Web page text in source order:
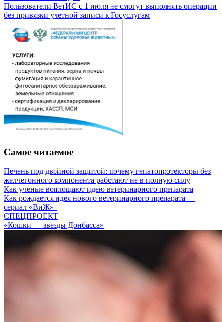
Пользователи ВетИС с 1 июля не смогут выполнять операции
без привязки учетной записи к Госуслугам
Самое читаемое
Печень под двойной защитой: почему гепатопротекторы без
желчегонного компонента работают не в полную силу
Как ученые воплощают идею ветеринарного препарата
Как рождается идея нового ветеринарного препарата —
сериал «ВиЖ»
СПЕЦПРОЕКТ
«Кошки — звезды Донбасса»